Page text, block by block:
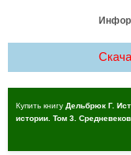
Купить книгу Дельбрюк Г.
истории. Том 3.